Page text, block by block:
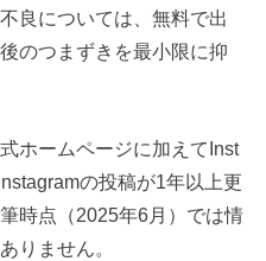
良については、無料で出
のつまずきを最小限に抑
ホームページに加えてInst
の投稿が1年以上更
時点（2025年6月）では情
りません。